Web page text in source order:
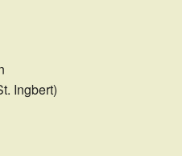
Ingbert)